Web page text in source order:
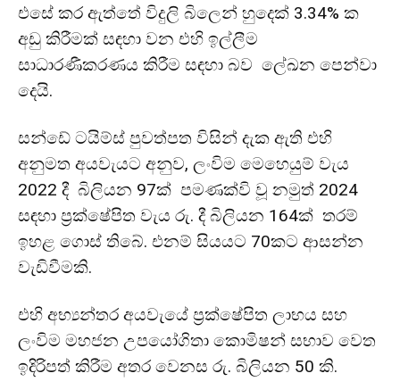
එසේ කර ඇත්තේ විදුලි බිලෙන් හුදෙක් 3.34% ක
අඩු කිරීමක් සඳහා වන එහි ඉල්ලීම
සාධාරණීකරණය කිරීම සඳහා බව ලේඛන පෙන්වා
දෙයි.
සන්ඩේ ටයිම්ස් පුවත්පත විසින් දැක ඇති එහි
අනුමත අයවැයට අනුව, ලංවිම මෙහෙයුම් වැය
2022 දී බිලියන 97ක් පමණක්වි වූ නමුත් 2024
සඳහා ප්‍රක්ෂේපිත වැය රු. දී බිලියන 164ක් තරම්
ඉහළ ගොස් තිබේ. එනම් සියයට 70කට ආසන්න
වැඩිවීමකි.
එහි අභ්‍යන්තර අයවැයේ ප්‍රක්ෂේපිත ලාභය සහ
ලංවිම මහජන උපයෝගිතා කොමිෂන් සභාව වෙත
ඉදිරිපත් කිරීම අතර වෙනස රු. බිලියන 50 කි.